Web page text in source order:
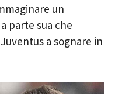
un
parte sua che
a sognare in